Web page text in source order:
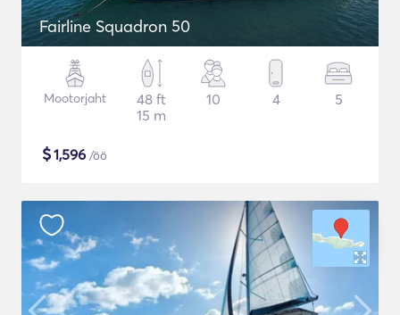
Fairline Squadron 50
Mootorjaht
48 ft
15 m
10 4 5
$1,596 /öö